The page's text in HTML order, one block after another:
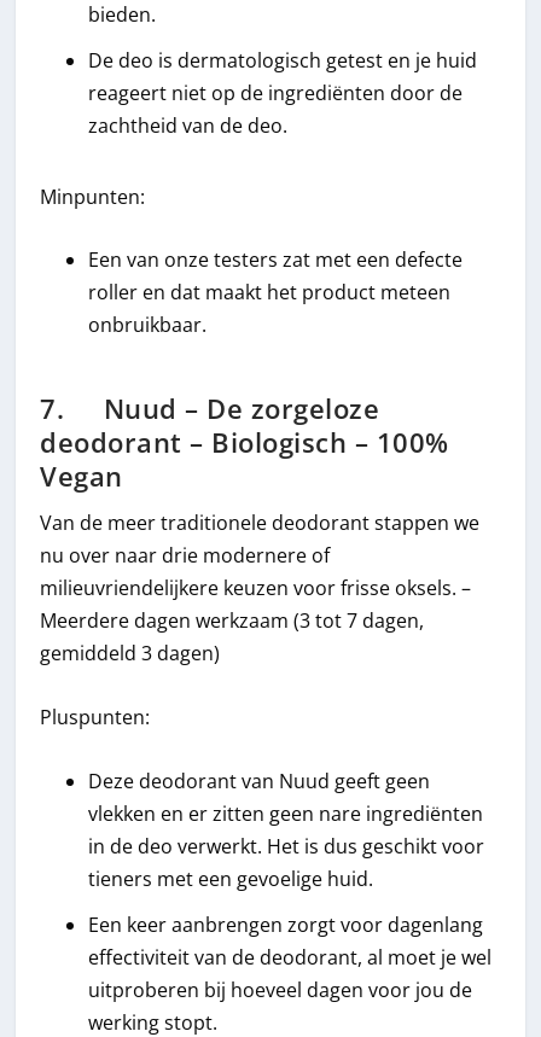
bieden.
De deo is dermatologisch getest en je huid
reageert niet op de ingrediënten door de
zachtheid van de deo.
Minpunten:
Een van onze testers zat met een defecte
roller en dat maakt het product meteen
onbruikbaar.
7. Nuud – De zorgeloze
deodorant – Biologisch – 100%
Vegan
Van de meer traditionele deodorant stappen we
nu over naar drie modernere of
milieuvriendelijkere keuzen voor frisse oksels. –
Meerdere dagen werkzaam (3 tot 7 dagen,
gemiddeld 3 dagen)
Pluspunten:
Deze deodorant van Nuud geeft geen
vlekken en er zitten geen nare ingrediënten
in de deo verwerkt. Het is dus geschikt voor
tieners met een gevoelige huid.
Een keer aanbrengen zorgt voor dagenlang
effectiviteit van de deodorant, al moet je wel
uitproberen bij hoeveel dagen voor jou de
werking stopt.